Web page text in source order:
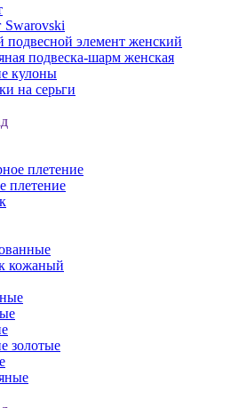
подвесной элемент женcкий
подвеска-шарм женская
кулоны
на серьги
плетение
плетение
кожаный
золотые